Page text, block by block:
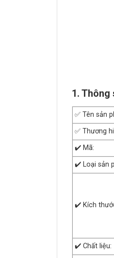
1. Thông
✅ Tên sản
✅ Thương
✔️ Mã:
✔️ Loại sản
✔️ Kích
✔️ Chất liệu: